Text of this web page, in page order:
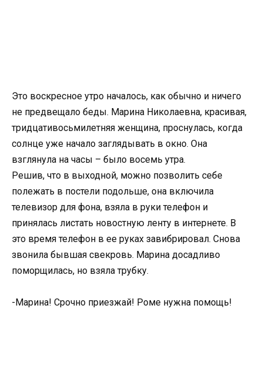
Это воскресное утро началось, как обычно и ничего
не предвещало беды. Марина Николаевна, красивая,
тридцативосьмилетняя женщина, проснулась, когда
солнце уже начало заглядывать в окно. Она
взглянула на часы – было восемь утра.
Решив, что в выходной, можно позволить себе
полежать в постели подольше, она включила
телевизор для фона, взяла в руки телефон и
принялась листать новостную ленту в интернете. В
это время телефон в ее руках завибрировал. Снова
звонила бывшая свекровь. Марина досадливо
поморщилась, но взяла трубку.
-Марина! Срочно приезжай! Роме нужна помощь!